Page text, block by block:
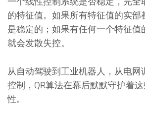
的特征值。如果所有特征值的实
是稳定的；如果有任何一个特征
就会发散失控。
从自动驾驶到工业机器人，从电网
控制，QR算法在幕后默默守护着
性。